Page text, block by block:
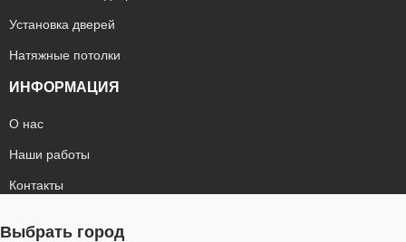
Установка дверей
Натяжные потолки
ИНФОРМАЦИЯ
О нас
Наши работы
Контакты
Выбрать город